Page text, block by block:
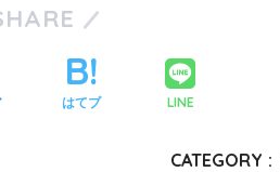
はてブ LINE
CATEGORY :